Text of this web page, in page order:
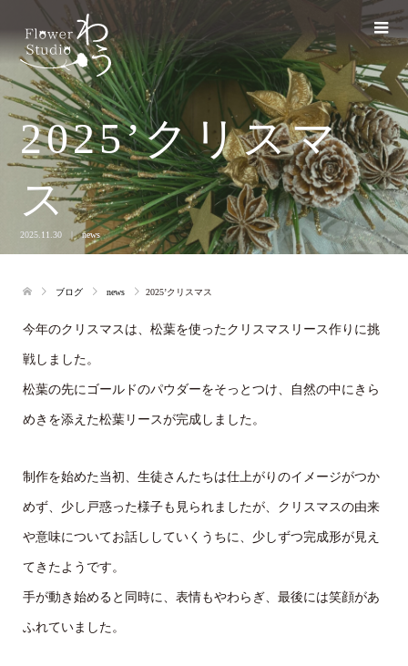
2025’クリスマ
ス
2025.11.30 news
ブログ news 2025’クリスマス
今年のクリスマスは、松葉を使ったクリスマスリース作りに挑
戦しました。
松葉の先にゴールドのパウダーをそっとつけ、自然の中にきら
めきを添えた松葉リースが完成しました。
制作を始めた当初、生徒さんたちは仕上がりのイメージがつか
めず、少し戸惑った様子も見られましたが、クリスマスの由来
や意味についてお話ししていくうちに、少しずつ完成形が見え
てきたようです。
手が動き始めると同時に、表情もやわらぎ、最後には笑顔があ
ふれていました。